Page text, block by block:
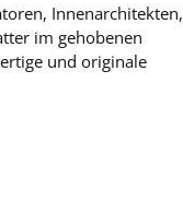
Innenarchitekten,
im gehobenen
und originale